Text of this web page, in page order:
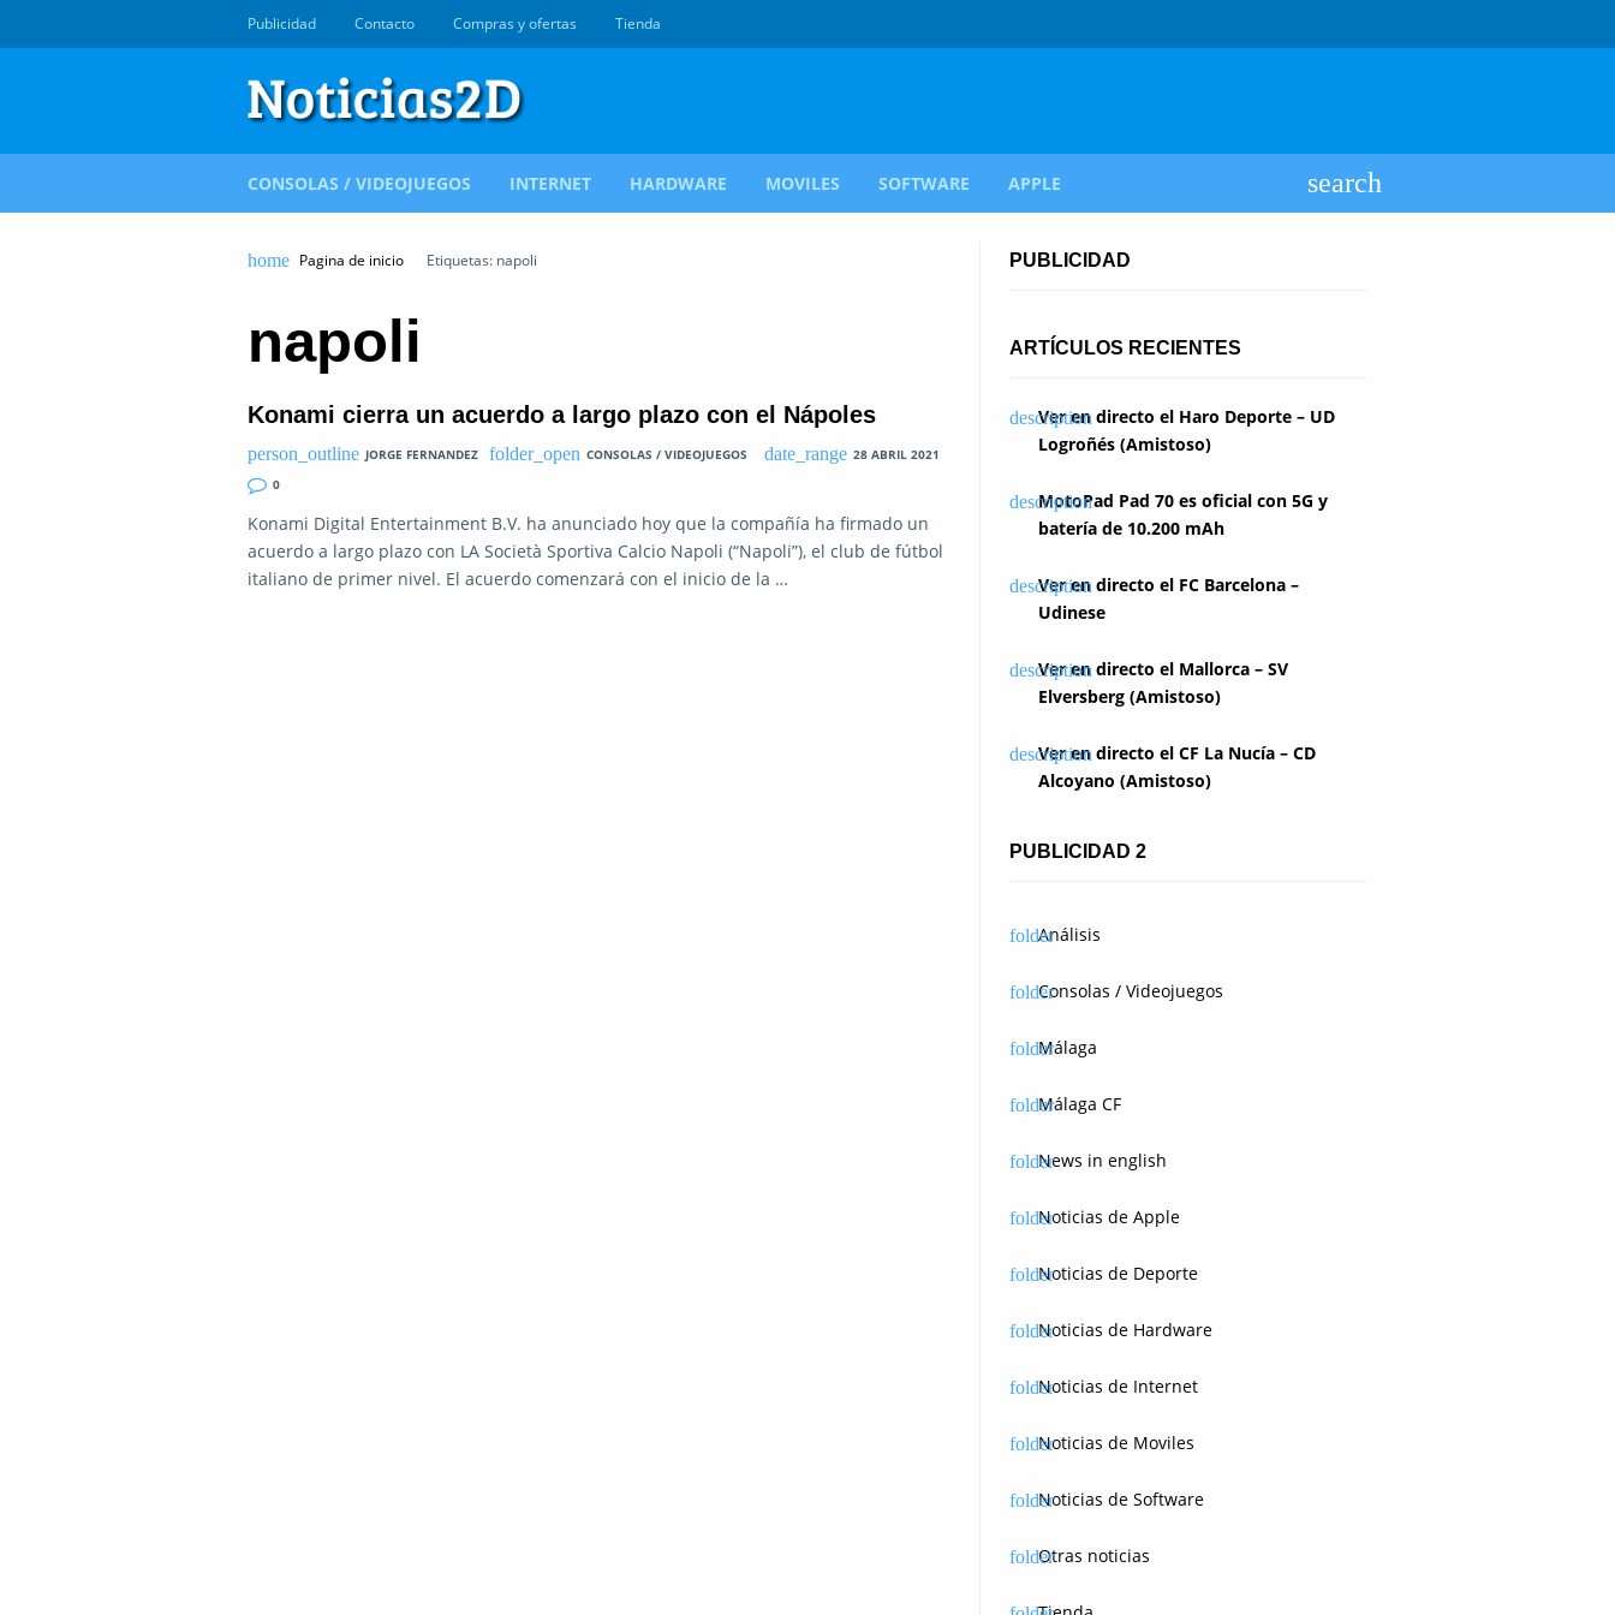
Publicidad Contacto Compras y ofertas Tienda
CONSOLAS / VIDEOJUEGOS INTERNET HARDWARE MOVILES SOFTWARE APPLE
Pagina de inicio Etiquetas: napoli
napoli
Konami cierra un acuerdo a largo plazo con el Nápoles
JORGE FERNANDEZ CONSOLAS / VIDEOJUEGOS
28 ABRIL 2021
0
Konami Digital Entertainment B.V. ha anunciado hoy que la compañía ha firmado un
acuerdo a largo plazo con LA Società Sportiva Calcio Napoli (“Napoli”), el club de fútbol
italiano de primer nivel. El acuerdo comenzará con el inicio de la …
PUBLICIDAD
ARTÍCULOS RECIENTES
Ver en directo el Haro Deporte – UD
Logroñés (Amistoso)
MotoPad Pad 70 es oficial con 5G y
batería de 10.200 mAh
Ver en directo el FC Barcelona –
Udinese
Ver en directo el Mallorca – SV
Elversberg (Amistoso)
Ver en directo el CF La Nucía – CD
Alcoyano (Amistoso)
PUBLICIDAD 2
Análisis
Consolas / Videojuegos
Málaga
Málaga CF
News in english
Noticias de Apple
Noticias de Deporte
Noticias de Hardware
Noticias de Internet
Noticias de Moviles
Noticias de Software
Otras noticias